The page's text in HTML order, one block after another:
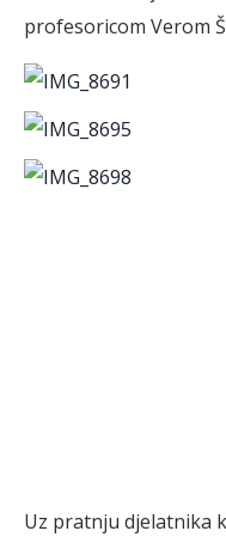
profesoricom Verom
Uz pratnju djelatnika